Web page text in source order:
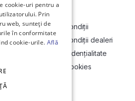
Compania
Termeni și condiții
Termeni și condiții dealeri
Politică confidențialitate
Politica de cookies
cookie-uri pentru a
Prin
web, sunteți de
în conformitate
cookie-urile. Află